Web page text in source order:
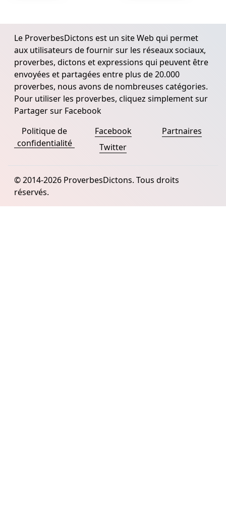
Le ProverbesDictons est un site Web qui permet
aux utilisateurs de fournir sur les réseaux sociaux,
proverbes, dictons et expressions qui peuvent être
envoyées et partagées entre plus de 20.000
proverbes, nous avons de nombreuses catégories.
Pour utiliser les proverbes, cliquez simplement sur
Partager sur Facebook
Politique de
confidentialité
Facebook
Twitter
Partnaires
© 2014-2026 ProverbesDictons. Tous droits
réservés.